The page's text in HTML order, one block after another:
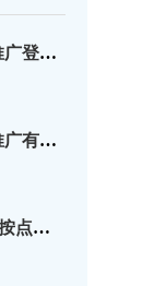
360搜索移动推广登录页优化的12个事项
导致360竞价推广有点击没转换的原因分析
360推广oCPC按点击出价系数还是目标转化成本？